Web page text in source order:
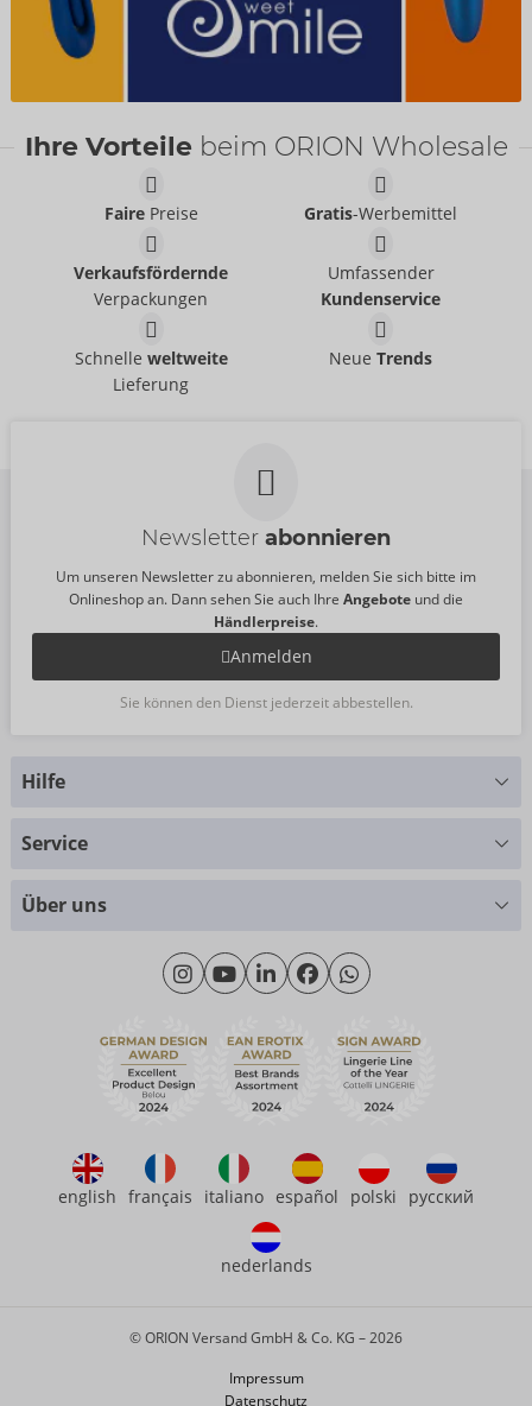
Ihre Vorteile beim ORION Wholesale
FairePreise Gratis-Werbemittel
Verkaufsfördernde
Verpackungen
Umfassender
Kundenservice
Schnelle weltweite
Lieferung
NeueTrends
Newsletter abonnieren
Um unseren Newsletter zu abonnieren, melden Sie sich bitte im
Onlineshop an. Dann sehen Sie auch Ihre Angebote und die
Händlerpreise.
Anmelden
Sie können den Dienst jederzeit abbestellen.
Hilfe
Montag - Donnerstag: 09:00 - 16:00 Uhr
Freitag: 09:00 - 15:00 Uhr
Kontakt
Häufige Fragen
Service
Über uns
Wir über uns
Nachhaltigkeit
eroFame
english français italiano español polski русский
nederlands
Impressum
Datenschutz
© ORION Versand GmbH & Co. KG – 2026